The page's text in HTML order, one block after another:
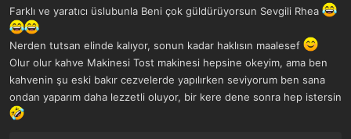
işte.. bizi bırakmıyorlar
Çiğ köfte ben de pek sevmem ama muhtemelen arap din
kardeşlerimizle aynı kampta oluruz, ucuz ve doyurucu bir seçenek
kalabalık yerler için
Gelirken filtre kahve makinesi, türk kahve makinesi, airfry, fırın, tost
makinesi, biber gazı getiririm, mağarana pardon yani evine gelirken
Ama orda da bulurlar bizi, soyları konusunda endişe içerisinde
Farklı ve yaratıcı üslubunla Beni çok güldürüyorsun Sevgili Rhea
Nerden tutsan elinde kalıyor, sonun kadar haklısın maalesef
Olur olur kahve Makinesi Tost makinesi hepsine okeyim, ama ben
kahvenin şu eski bakır cezvelerde yapılırken seviyorum ben sana
ondan yaparım daha lezzetli oluyor, bir kere dene sonra hep istersin